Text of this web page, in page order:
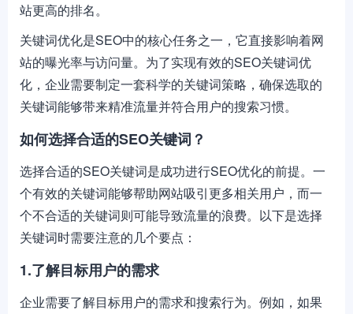
站更高的排名。
关键词优化是SEO中的核心任务之一，它直接影响着网
站的曝光率与访问量。为了实现有效的SEO关键词优
化，企业需要制定一套科学的关键词策略，确保选取的
关键词能够带来精准流量并符合用户的搜索习惯。
如何选择合适的SEO关键词？
选择合适的SEO关键词是成功进行SEO优化的前提。一
个有效的关键词能够帮助网站吸引更多相关用户，而一
个不合适的关键词则可能导致流量的浪费。以下是选择
关键词时需要注意的几个要点：
1.了解目标用户的需求
企业需要了解目标用户的需求和搜索行为。例如，如果